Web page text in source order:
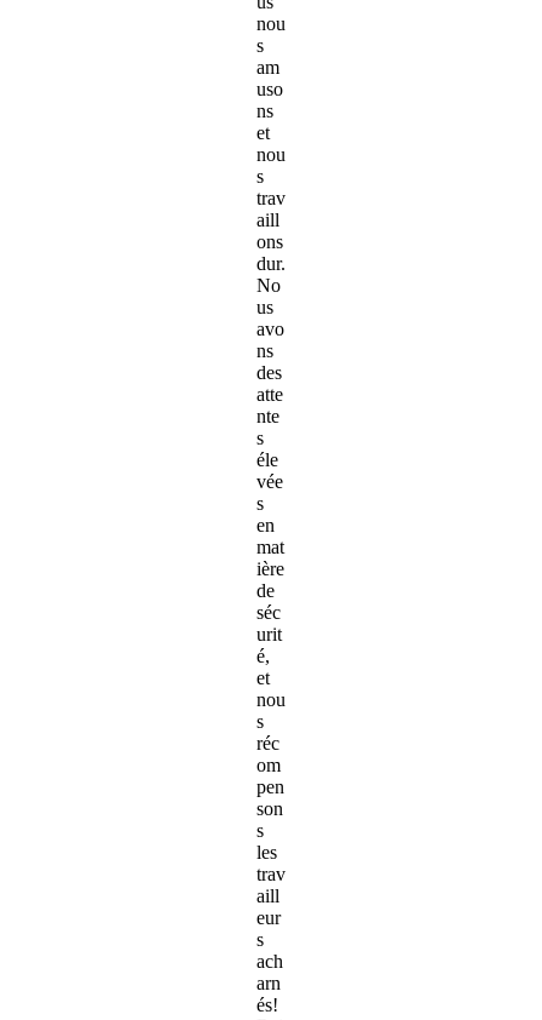
nou
s
am
uso
ns
et
nou
s
trav
aill
ons
dur.
No
us
avo
ns
des
atte
nte
s
éle
vée
s
en
mat
ière
de
séc
urit
é,
et
nou
s
réc
om
pen
son
s
les
trav
aill
eur
s
ach
arn
és!